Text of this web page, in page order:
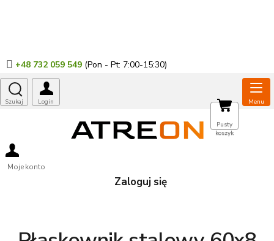
+48 732 059 549
Moje konto
Zaloguj się
KOSZYK
Pusty
koszyk